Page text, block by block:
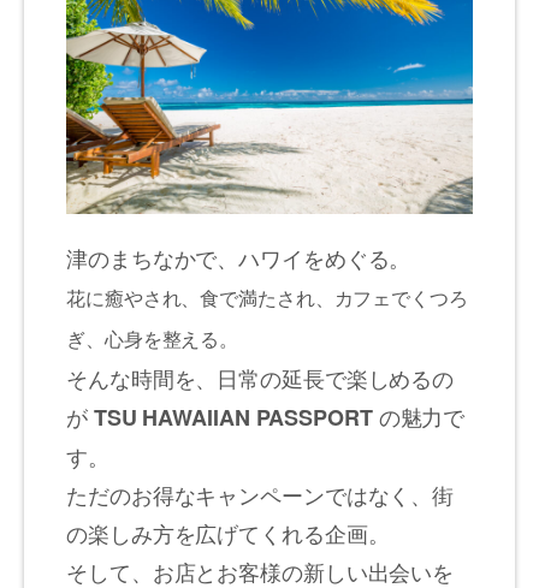
津のまちなかで、ハワイをめぐる。
花に癒やされ、食で満たされ、カフェでくつろ
ぎ、心身を整える。
そんな時間を、日常の延長で楽しめるの
がTSU HAWAIIAN PASSPORTの魅力で
す。
ただのお得なキャンペーンではなく、街
の楽しみ方を広げてくれる企画。
そして、お店とお客様の新しい出会いを